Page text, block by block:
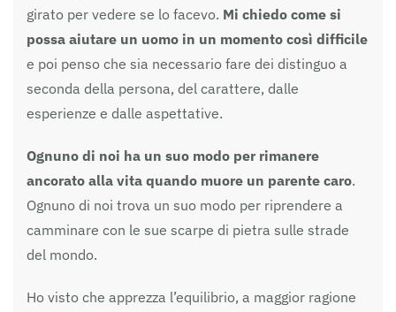
girato per vedere se lo facevo. Mi chiedo come si
possa aiutare un uomo in un momento così difficile
e poi penso che sia necessario fare dei distinguo a
seconda della persona, del carattere, dalle
esperienze e dalle aspettative.
Ognuno di noi ha un suo modo per rimanere
ancorato alla vita quando muore un parente caro.
Ognuno di noi trova un suo modo per riprendere a
camminare con le sue scarpe di pietra sulle strade
del mondo.
Ho visto che apprezza l’equilibrio, a maggior ragione